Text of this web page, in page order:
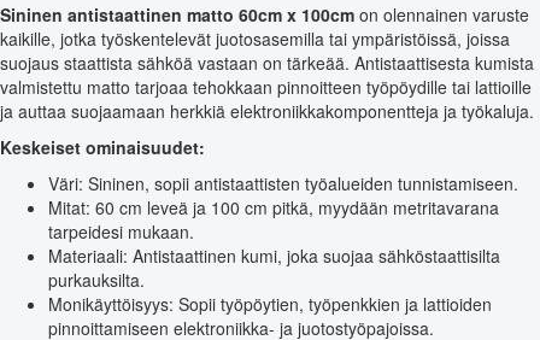
Sininen antistaattinen matto 60cm x 100cm on olennainen varuste
kaikille, jotka työskentelevät juotosasemilla tai ympäristöissä, joissa
suojaus staattista sähköä vastaan on tärkeää. Antistaattisesta kumista
valmistettu matto tarjoaa tehokkaan pinnoitteen työpöydille tai lattioille
ja auttaa suojaamaan herkkiä elektroniikkakomponentteja ja työkaluja.
Keskeiset ominaisuudet:
Väri: Sininen, sopii antistaattisten työalueiden tunnistamiseen.
Mitat: 60 cm leveä ja 100 cm pitkä, myydään metritavarana
tarpeidesi mukaan.
Materiaali: Antistaattinen kumi, joka suojaa sähköstaattisilta
purkauksilta.
Monikäyttöisyys: Sopii työpöytien, työpenkkien ja lattioiden
pinnoittamiseen elektroniikka- ja juotostyöpajoissa.